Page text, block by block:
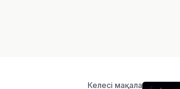
Келесі мақала